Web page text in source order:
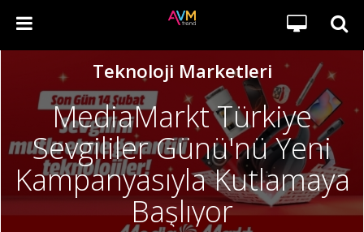
Teknoloji Marketleri
MediaMarkt Türkiye
Sevgililer Günü'nü Yeni
Kampanyasıyla Kutlamaya
Başlıyor